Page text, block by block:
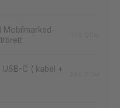
Mobilmarked-
C ( kabel +